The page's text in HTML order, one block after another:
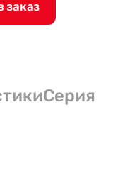
заказ
Серия